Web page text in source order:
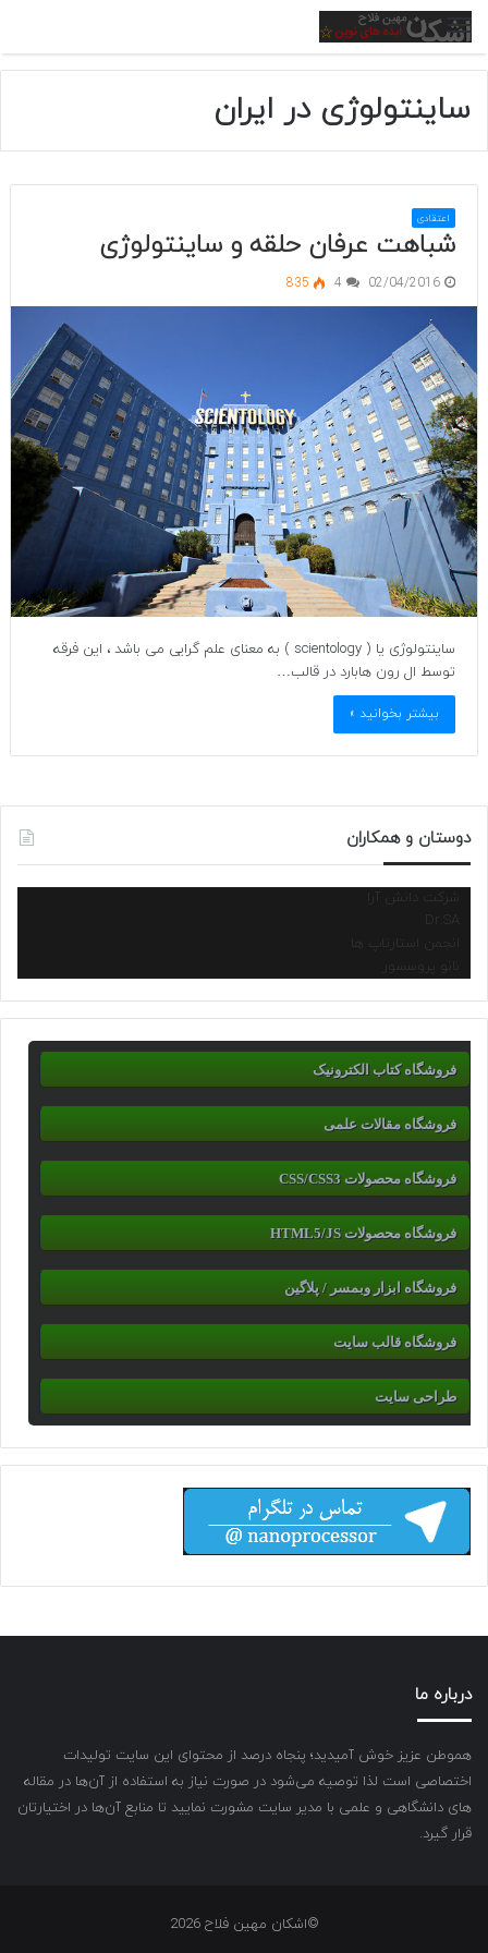
منو
ساینتولوژی در ایران
اعتقادی
شباهت عرفان حلقه و ساینتولوژی
02/04/2016
4
835
ساینتولوژی یا ( scientology ) به معنای علم گرایی می باشد ، این فرقه
توسط ال رون هابارد در قالب…
بیشتر بخوانید »
دوستان و همکاران
شرکت دانش آرا
انجمن استارتاپ ها
نانو پروسسور
فروشگاه کتاب الکترونیک
فروشگاه مقالات علمی
فروشگاه محصولات CSS/CSS3
فروشگاه محصولات HTML5/JS
فروشگاه ابزار وبمسر / پلاگین
فروشگاه قالب سایت
طراحی سایت
درباره ما
هموطن عزیز خوش آمیدید؛ پنجاه درصد از محتوای این سایت تولیدات
اختصاصی است لذا توصیه می‌شود در صورت نیاز به استفاده از آن‌ها در مقاله
های دانشگاهی و علمی با مدیر سایت مشورت نمایید تا منابع آن‌ها در اختیارتان
قرار گیرد.
©اشکان مهین فلاح 2026